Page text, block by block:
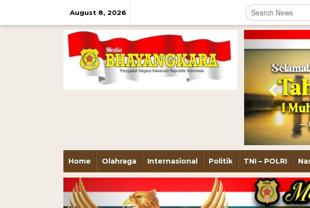
August 8, 2026
Home Olahraga Internasional Politik TNI – POLRI